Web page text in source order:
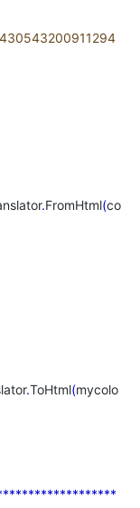
.FromHtml(co
.ToHtml(mycolo
******************